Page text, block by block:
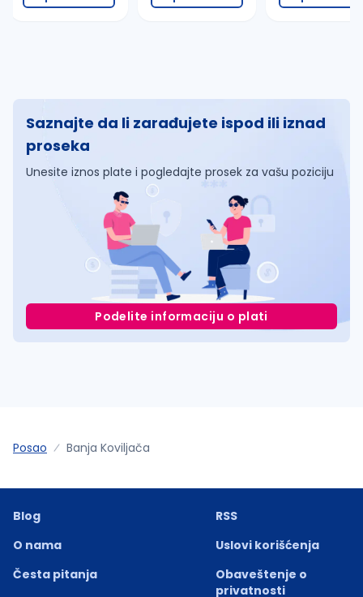
Saznajte da li zarađujete ispod ili iznad
proseka
Unesite iznos plate i pogledajte prosek za vašu poziciju
Podelite informaciju o plati
Posao Banja Koviljača
Blog
O nama
Česta pitanja
RSS
Uslovi korišćenja
Obaveštenje o
privatnosti